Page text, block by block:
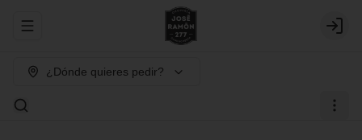
Abrir menu de navegación Login
¿Dónde quieres pedir?